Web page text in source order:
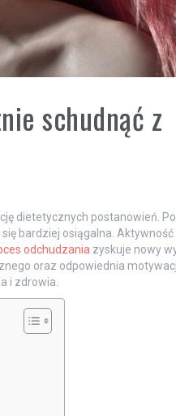
schudnąć z
dietetycznych postanowień.
się bardziej osiągalna.
odchudzania zyskuje nowy
oraz odpowiednia
i zdrowia.